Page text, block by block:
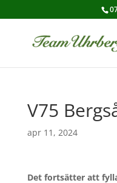
V75
apr 11, 2024
Det fortsätter att